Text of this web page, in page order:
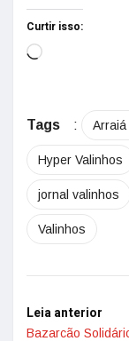
Curtir isso:
Tags : Arraiá
Hyper Valinhos
jornal valinhos
Valinhos
Leia anterior
Bazarcão